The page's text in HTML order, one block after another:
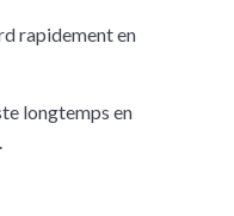
rapidement en
longtemps en